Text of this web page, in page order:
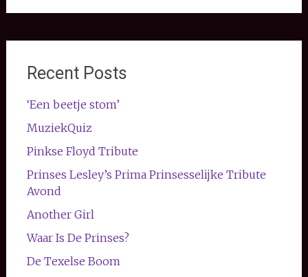
Recent Posts
‘Een beetje stom’
MuziekQuiz
Pinkse Floyd Tribute
Prinses Lesley’s Prima Prinsesselijke Tribute
Avond
Another Girl
Waar Is De Prinses?
De Texelse Boom